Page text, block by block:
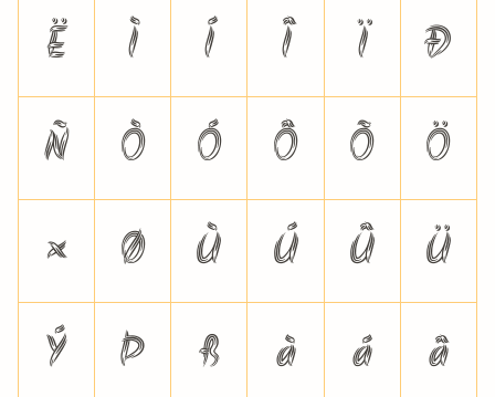
Ë
Ì Í Î Ï
Ð
Ñ
Ò Ó Ô Õ
Ö
×
Ø Ù Ú Û
Ü
Ý
Þ ß à á
â